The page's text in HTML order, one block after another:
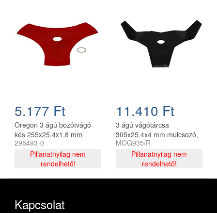
5.177 Ft
Oregon 3 ágú bozótvágó
kés 255x25.4x1.8 mm
(295493-0)
295493-0
Pillanatnyilag nem
rendelhető!
11.410 Ft
3 ágú vágótárcsa
305x25.4x4 mm mulcsozó,
utángyártott
MOG935/R
Pillanatnyilag nem
rendelhető!
Kapcsolat